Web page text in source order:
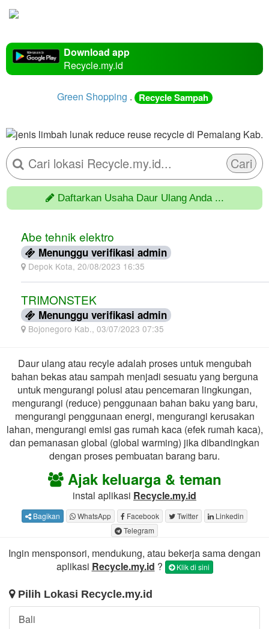
Download app
Recycle.my.id
Green Shopping . Recycle Sampah
Cari
Daftarkan Usaha Daur Ulang Anda ...
Abe tehnik elektro
Menunggu verifikasi admin
Depok Kota, 20/08/2023 16:35
TRIMONSTEK
Menunggu verifikasi admin
Bojonegoro Kab., 03/07/2023 07:35
Daur ulang atau recyle adalah proses untuk mengubah
bahan bekas atau sampah menjadi sesuatu yang berguna
untuk mengurangi polusi atau pencemaran lingkungan,
mengurangi (reduce) penggunaan bahan baku yang baru,
mengurangi penggunaan energi, mengurangi kerusakan
lahan, mengurangi emisi gas rumah kaca (efek rumah kaca),
dan pemanasan global (global warming) jika dibandingkan
dengan proses pembuatan barang baru.
Ajak keluarga & teman
instal aplikasi Recycle.my.id
Bagikan WhatsApp Facebook Twitter
Linkedin
Telegram
Ingin mensponsori, mendukung, atau bekerja sama dengan
aplikasi Recycle.my.id ? Klik di sini
Pilih Lokasi Recycle.my.id
Bali